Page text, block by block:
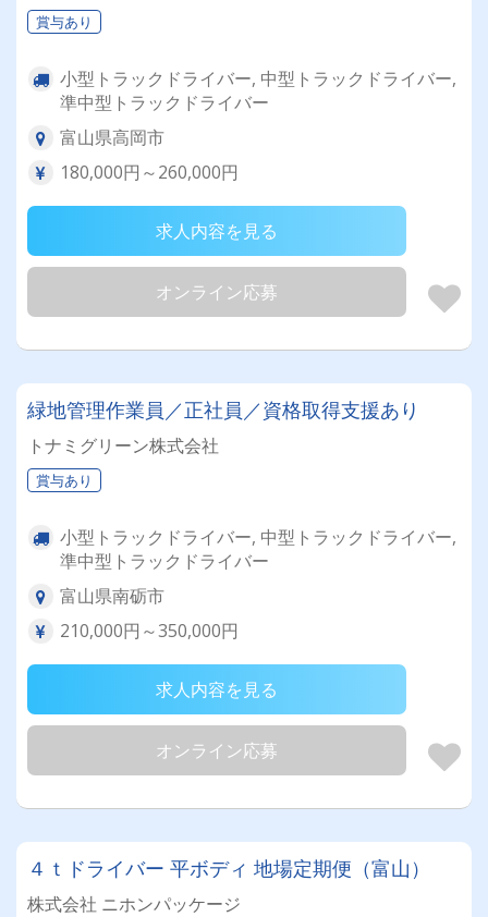
賞与あり
小型トラックドライバー, 中型トラックドライバー,
準中型トラックドライバー
富山県高岡市
180,000円～260,000円
求人内容を見る
オンライン応募
緑地管理作業員／正社員／資格取得支援あり
トナミグリーン株式会社
賞与あり
小型トラックドライバー, 中型トラックドライバー,
準中型トラックドライバー
富山県南砺市
210,000円～350,000円
求人内容を見る
オンライン応募
４ｔドライバー 平ボディ 地場定期便（富山）
株式会社 ニホンパッケージ